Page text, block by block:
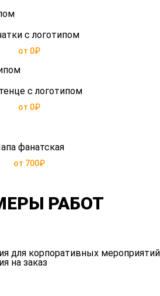
с логотипом
от 0₽
с логотипом
от 0₽
фанатская
от 700₽
РАБОТ